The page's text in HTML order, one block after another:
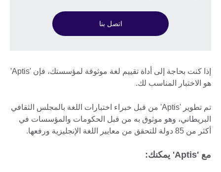
اتصل بنا
إذا كنت بحاجة إلى أداة تقييم لغة موثوقة لمؤسستك، فإن 'Aptis'
هو الاختبار المناسب لك.
تم تطوير 'Aptis' من قبل خبراء اختبارات اللغة بالمجلس الثقافي
البريطاني، وهو موثوق به من قبل الحكومات والمؤسسات في
أكثر من 85 دولة للتحقق من معايير اللغة الإنجليزية ورفعها.
مع 'Aptis' يمكنك: